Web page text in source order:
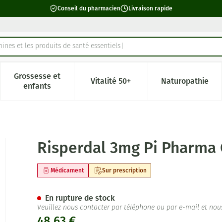
Conseil du pharmacien Livraison rapide
et les produits de santé essentiels
Beauté, soins et hygiène
menu pour la catégorie Régime, alimentation &
Grossesse et
enfantsAfficher le sous-menu pour la catégorie Grossesse
Vitalité 50+Afficher le sous-menu pour la
Naturopathie
Afficher le
60 X 3mg Pip
Risperdal 3mg Pi Pharma
Sur prescription
Médicament
En rupture de stock
Veuillez nous contacter par téléphone ou par e-mail et